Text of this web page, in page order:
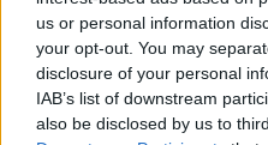
us or personal information
your opt-out. You may
disclosure of your personal
IAB’s list of downstream
also be disclosed by us to
The Strokes
The Verve